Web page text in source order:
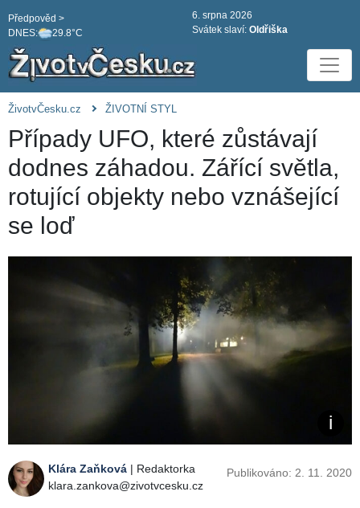
DNES: 29.8°C
Předpověd >
6. srpna 2026
Svátek slaví: Oldřiška
ŽivotvČesku.cz ŽIVOTNÍ STYL
Případy UFO, které zůstávají
dodnes záhadou. Zářící světla,
rotující objekty nebo vznášející
se loď
Klára Zaňková | Redaktorka
klara.zankova@zivotvcesku.cz
Publikováno: 2. 11. 2020